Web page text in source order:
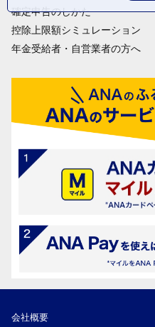
確定申告のしかた
控除上限額シミュレーション
年金受給者・自営業者の方へ
会社概要